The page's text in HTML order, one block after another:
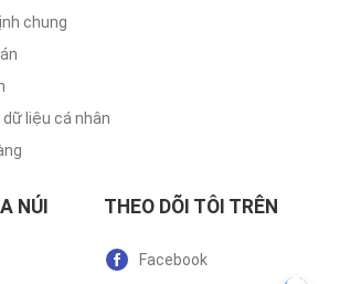
chung
liệu cá nhân
NÚI THEO DÕI TÔI TRÊN
Facebook